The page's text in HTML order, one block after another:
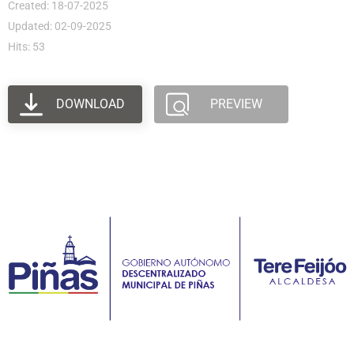
Created: 18-07-2025
Updated: 02-09-2025
Hits: 53
DOWNLOAD PREVIEW